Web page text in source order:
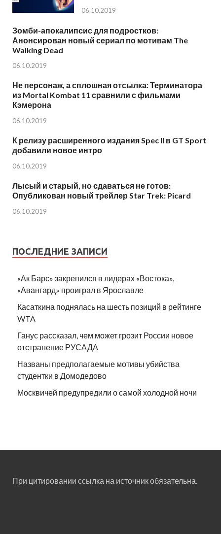
06.10.2019
Зомби-апокалипсис для подростков:
Анонсирован новый сериал по мотивам The
Walking Dead
06.10.2019
Не персонаж, а сплошная отсылка: Терминатора
из Mortal Kombat 11 сравнили с фильмами
Кэмерона
06.10.2019
К релизу расширенного издания Spec II в GT Sport
добавили новое интро
06.10.2019
Лысый и старый, но сдаваться не готов:
Опубликован новый трейлер Star Trek: Picard
06.10.2019
ПОСЛЕДНИЕ ЗАПИСИ
«Ак Барс» закрепился в лидерах «Востока»,
«Авангард» проиграл в Ярославле
Касаткина поднялась на шесть позиций в рейтинге
WTA
Ганус рассказал, чем может грозит России новое
отстранение РУСАДА
Названы предполагаемые мотивы убийства
студентки в Домодедово
Москвичей предупредили о самой холодной ночи
При цитировании ссылка на источник обязательна.